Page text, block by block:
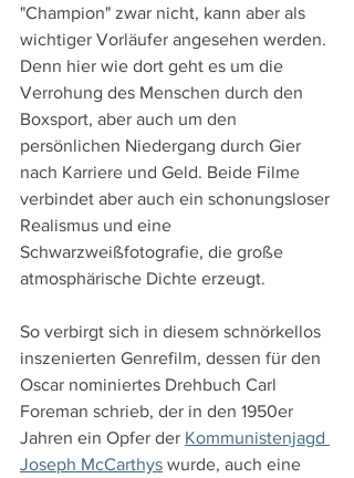
"Champion" zwar nicht, kann aber als
wichtiger Vorläufer angesehen werden.
Denn hier wie dort geht es um die
Verrohung des Menschen durch den
Boxsport, aber auch um den
persönlichen Niedergang durch Gier
nach Karriere und Geld. Beide Filme
verbindet aber auch ein schonungsloser
Realismus und eine
Schwarzweißfotografie, die große
atmosphärische Dichte erzeugt.
So verbirgt sich in diesem schnörkellos
inszenierten Genrefilm, dessen für den
Oscar nominiertes Drehbuch Carl
Foreman schrieb, der in den 1950er
Jahren ein Opfer der Kommunistenjagd
Joseph McCarthys wurde, auch eine